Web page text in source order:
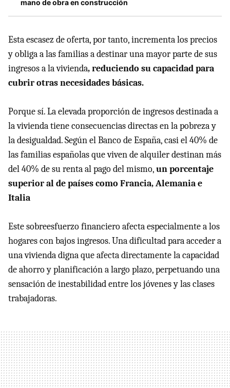
mano de obra en construcción
Esta escasez de oferta, por tanto, incrementa los precios
y obliga a las familias a destinar una mayor parte de sus
ingresos a la vivienda, reduciendo su capacidad para
cubrir otras necesidades básicas.
Porque sí. La elevada proporción de ingresos destinada a
la vivienda tiene consecuencias directas en la pobreza y
la desigualdad. Según el Banco de España, casi el 40% de
las familias españolas que viven de alquiler destinan más
del 40% de su renta al pago del mismo,un porcentaje
superior al de países como Francia, Alemania e
Italia
Este sobreesfuerzo financiero afecta especialmente a los
hogares con bajos ingresos. Una dificultad para acceder a
una vivienda digna que afecta directamente la capacidad
de ahorro y planificación a largo plazo, perpetuando una
sensación de inestabilidad entre los jóvenes y las clases
trabajadoras.